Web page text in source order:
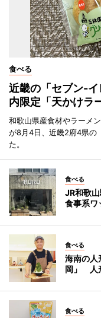
食べる
近畿の「セブン-
内限定「天かけラ
和歌山県産食材やラーメ
が8月4日、近畿2府4県の
た。
食べる
JR和歌
食事系ワ
食べる
海南の人
岡」 人
食べる